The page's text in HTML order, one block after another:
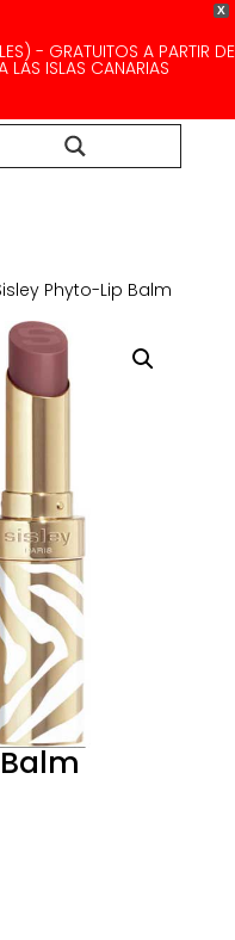
X
- GRATUITOS A PARTIR DE
ISLAS CANARIAS
Phyto-Lip Balm